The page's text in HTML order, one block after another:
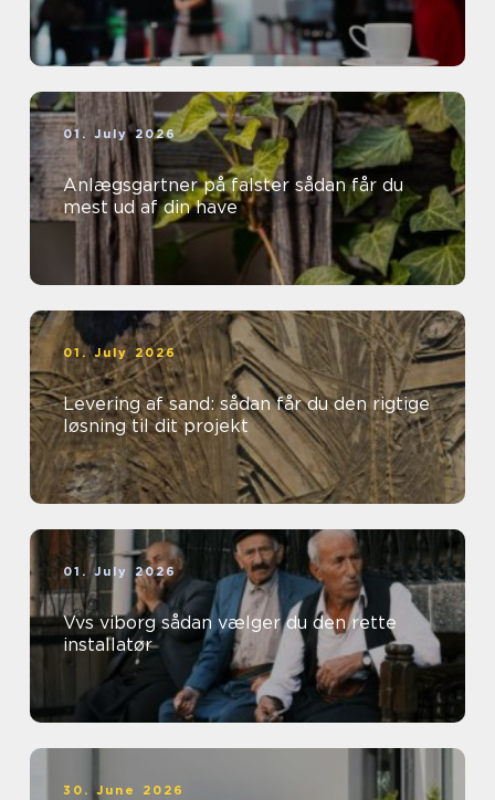
01. July 2026
Anlægsgartner på falster sådan får du
mest ud af din have
01. July 2026
Levering af sand: sådan får du den rigtige
løsning til dit projekt
01. July 2026
Vvs viborg sådan vælger du den rette
installatør
30. June 2026